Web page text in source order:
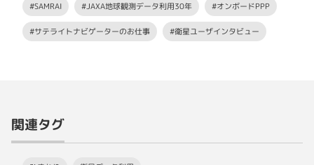
#SAMRAI #JAXA地球観測データ利用30年 #オンボードPPP
#サテライトナビゲーターのお仕事 #衛星ユーザインタビュー
関連タグ